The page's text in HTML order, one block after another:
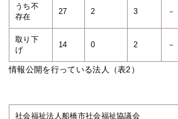
うち不
存在
27 2 3 －
取り下
げ
14 0 2 －
情報公開を行っている法人（表2）
社会福祉法人船橋市社会福祉協議会